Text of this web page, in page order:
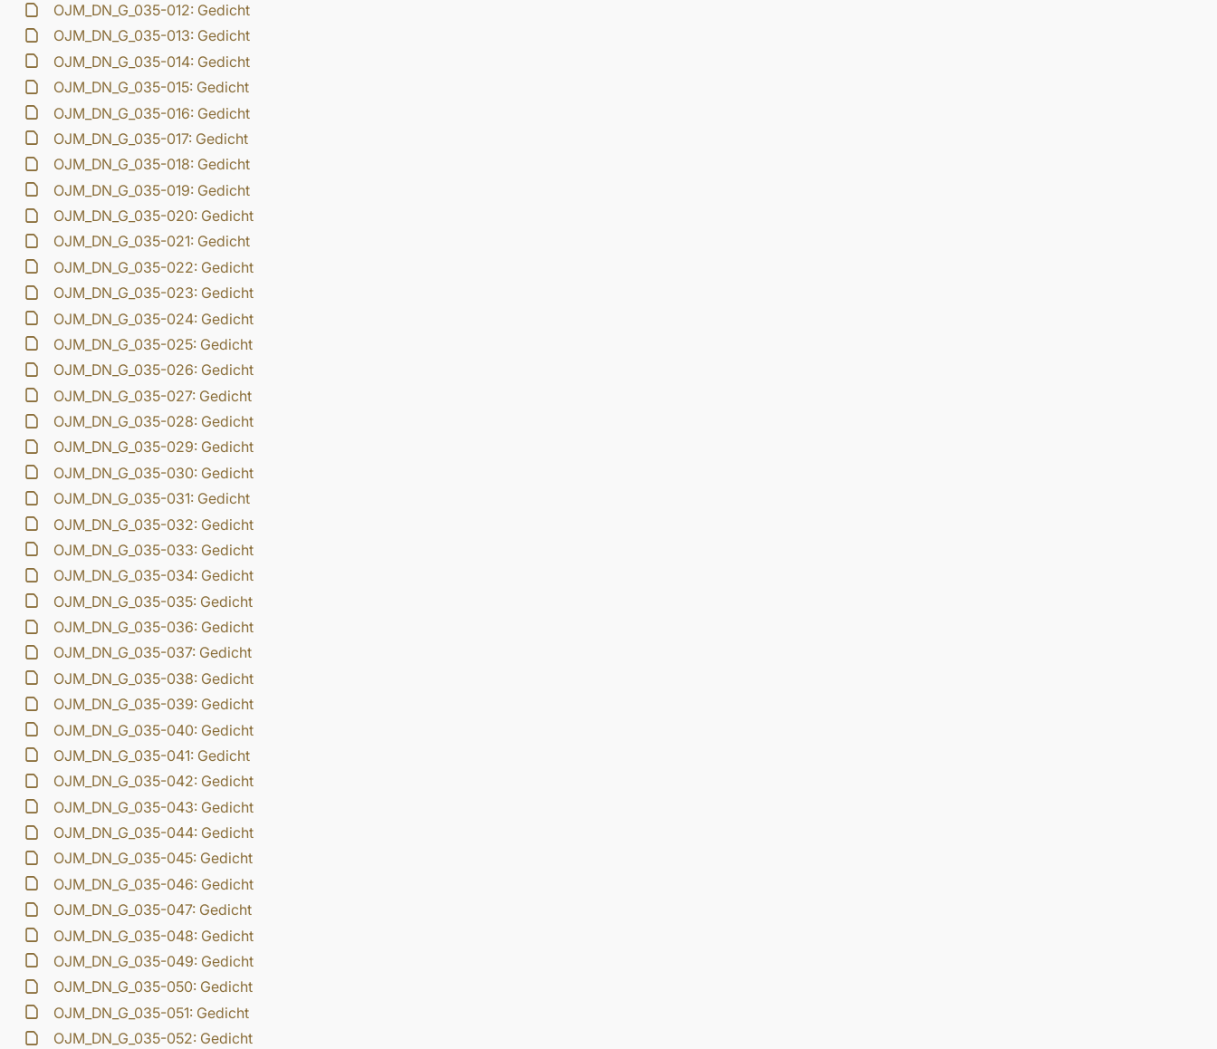
OJM_DN_G_035-012: Gedicht
OJM_DN_G_035-013: Gedicht
OJM_DN_G_035-014: Gedicht
OJM_DN_G_035-015: Gedicht
OJM_DN_G_035-016: Gedicht
OJM_DN_G_035-017: Gedicht
OJM_DN_G_035-018: Gedicht
OJM_DN_G_035-019: Gedicht
OJM_DN_G_035-020: Gedicht
OJM_DN_G_035-021: Gedicht
OJM_DN_G_035-022: Gedicht
OJM_DN_G_035-023: Gedicht
OJM_DN_G_035-024: Gedicht
OJM_DN_G_035-025: Gedicht
OJM_DN_G_035-026: Gedicht
OJM_DN_G_035-027: Gedicht
OJM_DN_G_035-028: Gedicht
OJM_DN_G_035-029: Gedicht
OJM_DN_G_035-030: Gedicht
OJM_DN_G_035-031: Gedicht
OJM_DN_G_035-032: Gedicht
OJM_DN_G_035-033: Gedicht
OJM_DN_G_035-034: Gedicht
OJM_DN_G_035-035: Gedicht
OJM_DN_G_035-036: Gedicht
OJM_DN_G_035-037: Gedicht
OJM_DN_G_035-038: Gedicht
OJM_DN_G_035-039: Gedicht
OJM_DN_G_035-040: Gedicht
OJM_DN_G_035-041: Gedicht
OJM_DN_G_035-042: Gedicht
OJM_DN_G_035-043: Gedicht
OJM_DN_G_035-044: Gedicht
OJM_DN_G_035-045: Gedicht
OJM_DN_G_035-046: Gedicht
OJM_DN_G_035-047: Gedicht
OJM_DN_G_035-048: Gedicht
OJM_DN_G_035-049: Gedicht
OJM_DN_G_035-050: Gedicht
OJM_DN_G_035-051: Gedicht
OJM_DN_G_035-052: Gedicht